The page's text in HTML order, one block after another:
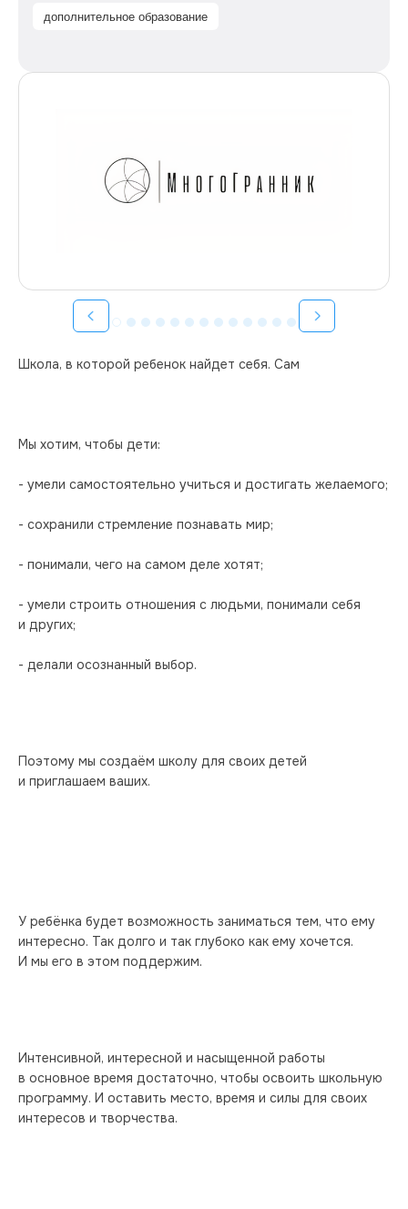
дополнительное образование
Школа, в которой ребенок найдет себя. Сам
Мы хотим, чтобы дети:
- умели самостоятельно учиться и достигать желаемого;
- сохранили стремление познавать мир;
- понимали, чего на самом деле хотят;
- умели строить отношения с людьми, понимали себя
и других;
- делали осознанный выбор.
Поэтому мы создаём школу для своих детей
и приглашаем ваших.
У ребёнка будет возможность заниматься тем, что ему
интересно. Так долго и так глубоко как ему хочется.
И мы его в этом поддержим.
Интенсивной, интересной и насыщенной работы
в основное время достаточно, чтобы освоить школьную
программу. И оставить место, время и силы для своих
интересов и творчества.